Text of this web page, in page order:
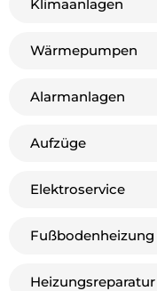
Klimaanlagen
Wärmepumpen
Alarmanlagen
Aufzüge
Elektroservice
Fußbodenheizung
Heizungsreparatur